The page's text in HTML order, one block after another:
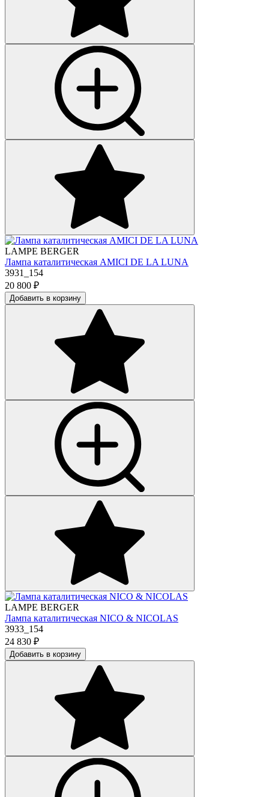
LAMPE BERGER
Лампа каталитическая AMICI DE LA LUNA
3931_154
20 800 ₽
Добавить в корзину
LAMPE BERGER
Лампа каталитическая NICO & NICOLAS
3933_154
24 830 ₽
Добавить в корзину